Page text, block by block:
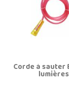
Corde à sauter